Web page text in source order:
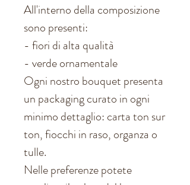
All'interno della composizione
sono presenti:
- fiori di alta qualità
- verde ornamentale
Ogni nostro bouquet presenta
un packaging curato in ogni
minimo dettaglio: carta ton sur
ton, fiocchi in raso, organza o
tulle.
Nelle preferenze potete